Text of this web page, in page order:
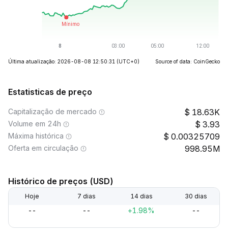
Última atualização: 2026-08-08 12:50:31 (UTC+0) Source of data: CoinGecko
Estatisticas de preço
Capitalização de mercado 18.63K
Volume em 24h 3.93
Máxima histórica 0.00325709
Oferta em circulação 998.95M
Histórico de preços (USD)
Hoje 7 dias 14 dias 30 dias
-- -- +1.98% --